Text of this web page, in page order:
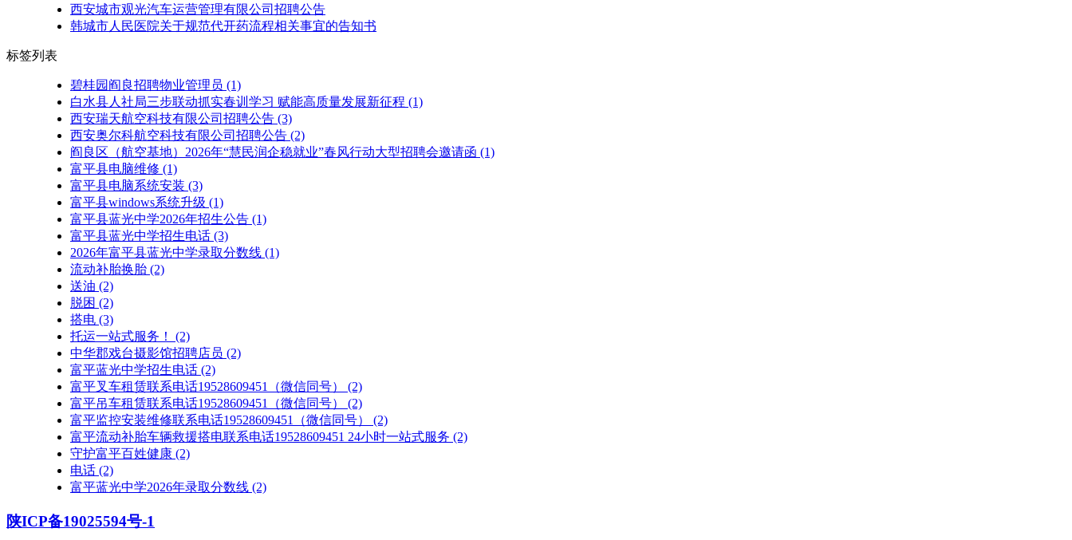
西安城市观光汽车运营管理有限公司招聘公告
韩城市人民医院关于规范代开药流程相关事宜的告知书
标签列表
碧桂园阎良招聘物业管理员 (1)
白水县人社局三步联动抓实春训学习 赋能高质量发展新征程 (1)
西安瑞天航空科技有限公司招聘公告 (3)
西安奥尔科航空科技有限公司招聘公告 (2)
阎良区（航空基地）2026年“慧民润企稳就业”春风行动大型招聘会邀请函 (1)
富平县电脑维修 (1)
富平县电脑系统安装 (3)
富平县windows系统升级 (1)
富平县蓝光中学2026年招生公告 (1)
富平县蓝光中学招生电话 (3)
2026年富平县蓝光中学录取分数线 (1)
流动补胎换胎 (2)
送油 (2)
脱困 (2)
搭电 (3)
托运一站式服务！
(2)
中华郡戏台摄影馆招聘店员 (2)
富平蓝光中学招生电话 (2)
富平叉车租赁联系电话19528609451（微信同号）
(2)
富平吊车租赁联系电话19528609451（微信同号）
(2)
富平监控安装维修联系电话19528609451（微信同号）
(2)
富平流动补胎车辆救援搭电联系电话19528609451 24小时一站式服务 (2)
守护富平百姓健康 (2)
电话 (2)
富平蓝光中学2026年录取分数线 (2)
陕ICP备19025594号-1